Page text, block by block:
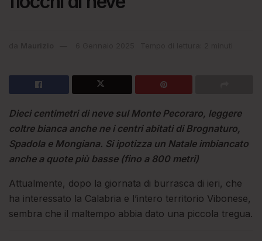
Dieci centimetri di neve sul Monte Pecoraro, leggere
coltre bianca anche ne i centri abitati di Brognaturo,
Spadola e Mongiana. Si ipotizza un Natale imbiancato
anche a quote più basse (fino a 800 metri)
Attualmente, dopo la giornata di burrasca di ieri, che
ha interessato la Calabria e l’intero territorio Vibonese,
sembra che il maltempo abbia dato una piccola tregua.